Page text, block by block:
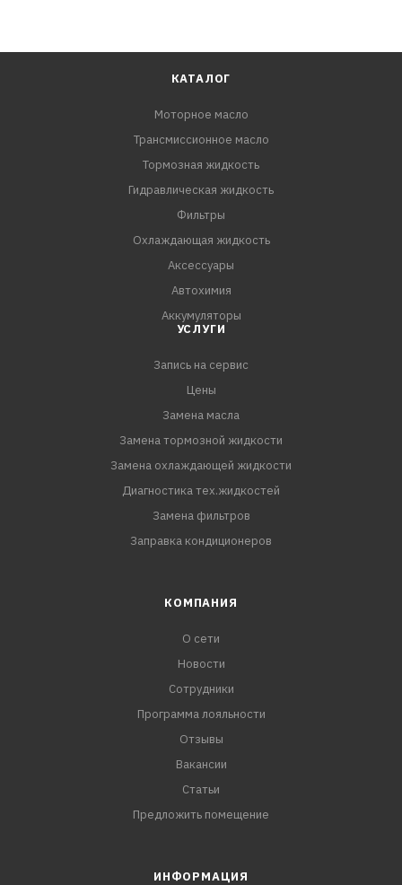
КАТАЛОГ
Моторное масло
Трансмиссионное масло
Тормозная жидкость
Гидравлическая жидкость
Фильтры
Охлаждающая жидкость
Аксессуары
Автохимия
Аккумуляторы
УСЛУГИ
Запись на сервис
Цены
Замена масла
Замена тормозной жидкости
Замена охлаждающей жидкости
Диагностика тех.жидкостей
Замена фильтров
Заправка кондиционеров
КОМПАНИЯ
О сети
Новости
Сотрудники
Программа лояльности
Отзывы
Вакансии
Статьи
Предложить помещение
ИНФОРМАЦИЯ